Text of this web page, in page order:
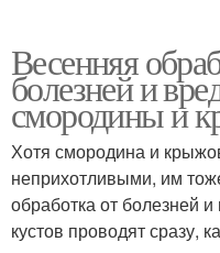
Весенняя
болезней и
смородины и
Хотя смородина и
неприхотливыми, им
обработка от болезней
кустов проводят сразу,